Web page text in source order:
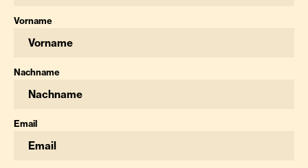
Vorname
Nachname
Email